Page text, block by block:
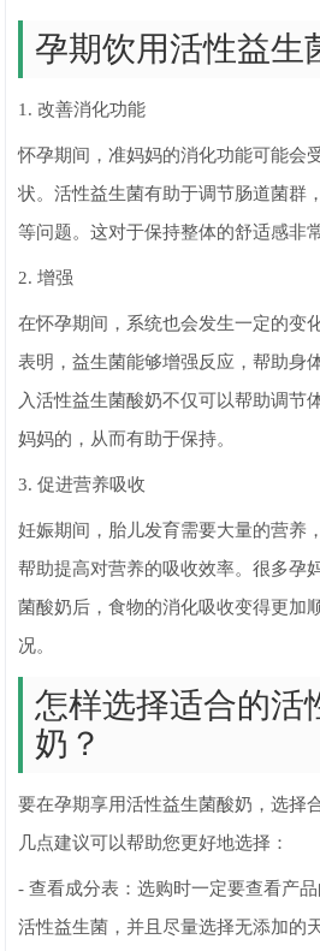
孕期饮用活性益生
1. 改善消化功能
怀孕期间，准妈妈的消化功能可能会
状。活性益生菌有助于调节肠道菌群
等问题。这对于保持整体的舒适感非
2. 增强
在怀孕期间，系统也会发生一定的变
表明，益生菌能够增强反应，帮助身
入活性益生菌酸奶不仅可以帮助调节
妈妈的，从而有助于保持。
3. 促进营养吸收
妊娠期间，胎儿发育需要大量的营养
帮助提高对营养的吸收效率。很多孕
菌酸奶后，食物的消化吸收变得更加
况。
怎样选择适合的活
奶？
要在孕期享用活性益生菌酸奶，选择
几点建议可以帮助您更好地选择：
- 查看成分表：选购时一定要查看产
活性益生菌，并且尽量选择无添加的